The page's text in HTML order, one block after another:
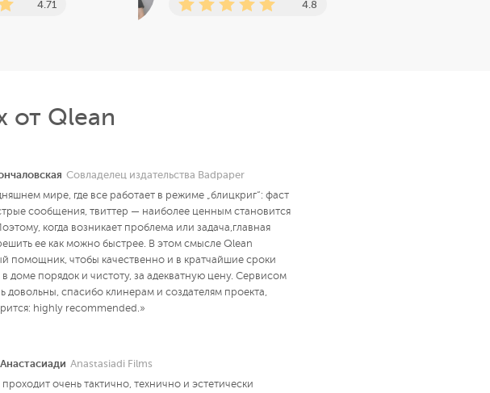
4.71 4.8
от Qlean
Совладелец издательства Badpaper
мире, где все работает в режиме „блицкриг“: фаст
сообщения, твиттер — наиболее ценным становится
когда возникает проблема или задача,главная
ее как можно быстрее. В этом смысле Qlean
помощник, чтобы качественно и в кратчайшие сроки
в доме порядок и чистоту, за адекватную цену. Сервисом
довольны, спасибо клинерам и создателям проекта,
highly recommended.»
Anastasiadi Films
очень тактично, технично и эстетически